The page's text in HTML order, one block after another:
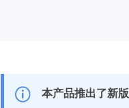
本产品推出了新版